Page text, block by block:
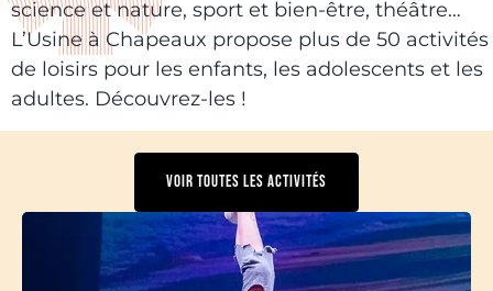
science et nature, sport et bien-être, théâtre…
L’Usine à Chapeaux propose plus de 50 activités
de loisirs pour les enfants, les adolescents et les
adultes. Découvrez-les !
VOIR TOUTES LES ACTIVITÉS